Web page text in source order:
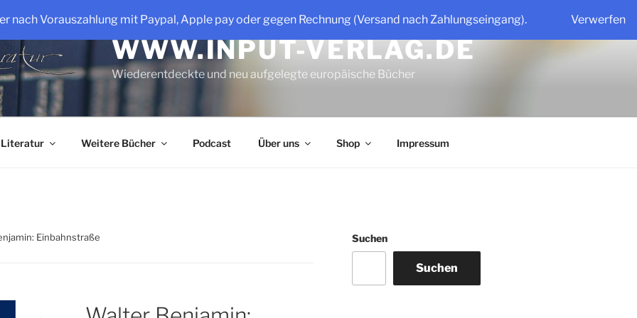
Vorauszahlung mit Paypal, Apple pay oder gegen Rechnung (Versand nach Zahlungseingang). Verwerfen
WWW.INPUT-VERLAG.DE
Wiederentdeckte und neu aufgelegte europäische Bücher
Literatur Weitere Bücher Podcast Über uns Shop Impressum
Einbahnstraße Suchen
Suchen